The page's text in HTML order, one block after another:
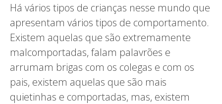
Há vários tipos de crianças nesse mundo que
apresentam vários tipos de comportamento.
Existem aquelas que são extremamente
malcomportadas, falam palavrões e
arrumam brigas com os colegas e com os
pais, existem aquelas que são mais
quietinhas e comportadas, mas, existem